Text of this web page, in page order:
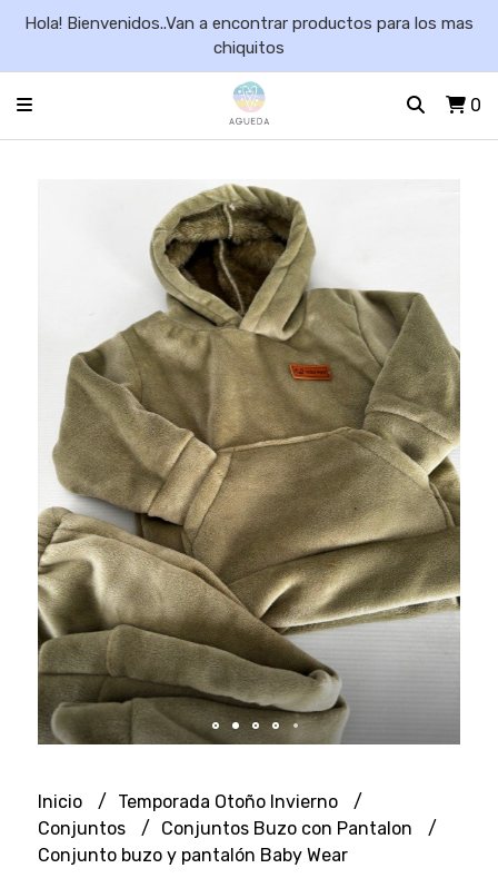
Hola! Bienvenidos..Van a encontrar productos para los mas
chiquitos
0
Inicio
Temporada Otoño Invierno
Conjuntos
Conjuntos Buzo con Pantalon
Conjunto buzo y pantalón Baby Wear